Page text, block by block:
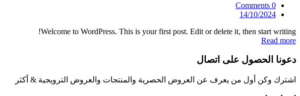
0
Posted
14/10/2024
Welcome to WordPress. This is your first post. Edit or delete it, then start writing!
Read more
دعونا الحصول على اتصال
اشترك وكن أول من يعرف عن العروض الحصرية والمنتجات والعروض الترويجية & أكثر